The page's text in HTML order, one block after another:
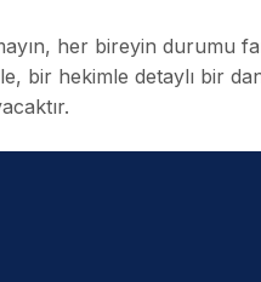
her bireyin durumu
bir hekimle detaylı bir